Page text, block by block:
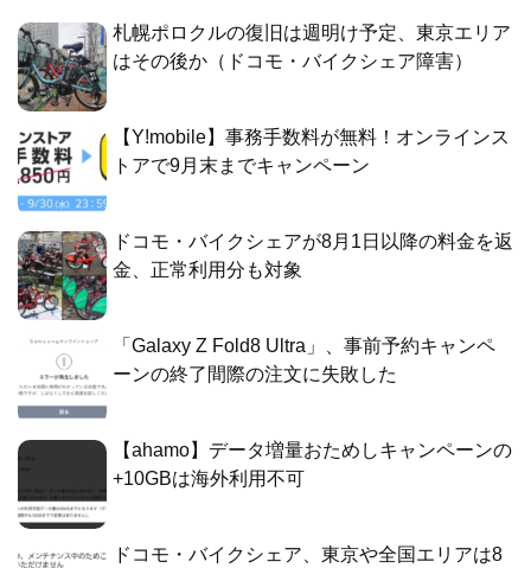
札幌ポロクルの復旧は週明け予定、東京エリア
はその後か（ドコモ・バイクシェア障害）
【Y!mobile】事務手数料が無料！オンラインス
トアで9月末までキャンペーン
ドコモ・バイクシェアが8月1日以降の料金を返
金、正常利用分も対象
「Galaxy Z Fold8 Ultra」、事前予約キャンペ
ーンの終了間際の注文に失敗した
【ahamo】データ増量おためしキャンペーンの
+10GBは海外利用不可
ドコモ・バイクシェア、東京や全国エリアは8